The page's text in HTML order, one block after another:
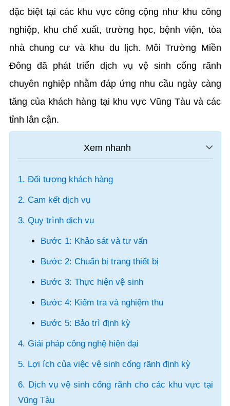
đặc biệt tại các khu vực công cộng như khu công
nghiệp, khu chế xuất, trường học, bệnh viện, tòa
nhà chung cư và khu du lịch. Môi Trường Miền
Đông đã phát triển dịch vụ vệ sinh cống rãnh
chuyên nghiệp nhằm đáp ứng nhu cầu ngày càng
tăng của khách hàng tại khu vực Vũng Tàu và các
tỉnh lân cận.
1. Đối tượng khách hàng
2. Cam kết dịch vụ
3. Quy trình dịch vụ
Bước 1: Khảo sát và tư vấn
Bước 2: Chuẩn bị trang thiết bị
Bước 3: Thực hiện vệ sinh
Bước 4: Kiểm tra và nghiệm thu
Bước 5: Bảo trì định kỳ
4. Giải pháp công nghệ hiện đại
5. Lợi ích của việc vệ sinh cống rãnh định kỳ
6. Dịch vụ vệ sinh cống rãnh cho các khu vực tại
Vũng Tàu